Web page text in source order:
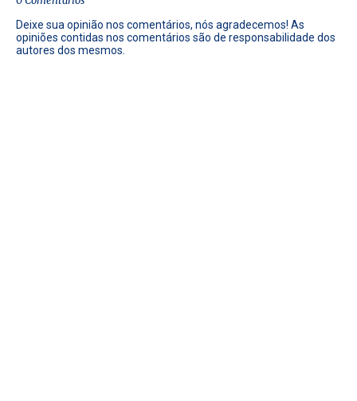
Deixe sua opinião nos comentários, nós agradecemos! As
opiniões contidas nos comentários são de responsabilidade dos
autores dos mesmos.